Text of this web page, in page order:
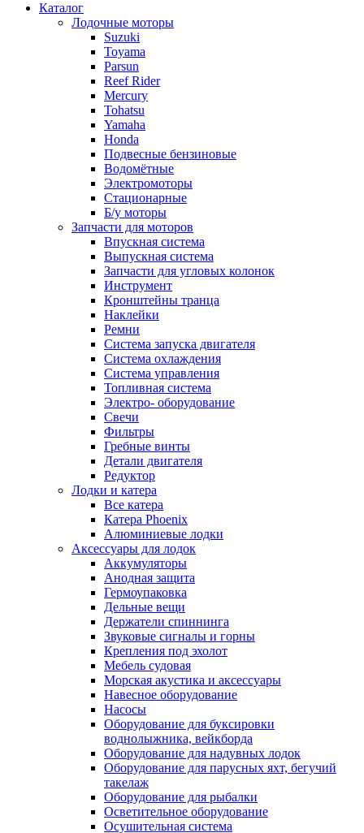
Каталог
Лодочные моторы
Suzuki
Toyama
Parsun
Reef Rider
Mercury
Tohatsu
Yamaha
Honda
Подвесные бензиновые
Водомётные
Электромоторы
Стационарные
Б/у моторы
Запчасти для моторов
Впускная система
Выпускная система
Запчасти для угловых колонок
Инструмент
Кронштейны транца
Наклейки
Ремни
Система запуска двигателя
Система охлаждения
Система управления
Топливная система
Электро- оборудование
Свечи
Фильтры
Гребные винты
Детали двигателя
Редуктор
Лодки и катера
Все катера
Катера Phoenix
Алюминиевые лодки
Аксессуары для лодок
Аккумуляторы
Анодная защита
Гермоупаковка
Дельные вещи
Держатели спиннинга
Звуковые сигналы и горны
Крепления под эхолот
Мебель судовая
Морская акустика и аксессуары
Навесное оборудование
Насосы
Оборудование для буксировки
воднолыжника, вейкборда
Оборудование для надувных лодок
Оборудование для парусных яхт, бегучий
такелаж
Оборудование для рыбалки
Осветительное оборудование
Осушительная система